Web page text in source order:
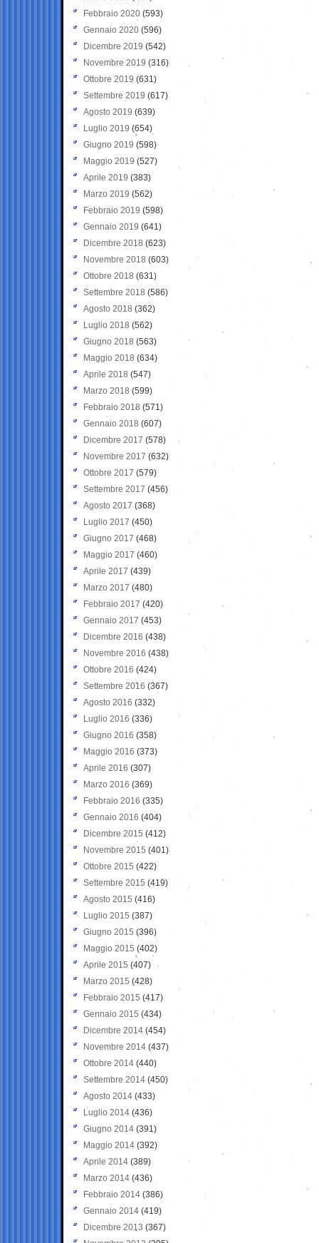
Febbraio 2020 (593)
Gennaio 2020 (596)
Dicembre 2019 (542)
Novembre 2019 (316)
Ottobre 2019 (631)
Settembre 2019 (617)
Agosto 2019 (639)
Luglio 2019 (654)
Giugno 2019 (598)
Maggio 2019 (527)
Aprile 2019 (383)
Marzo 2019 (562)
Febbraio 2019 (598)
Gennaio 2019 (641)
Dicembre 2018 (623)
Novembre 2018 (603)
Ottobre 2018 (631)
Settembre 2018 (586)
Agosto 2018 (362)
Luglio 2018 (562)
Giugno 2018 (563)
Maggio 2018 (634)
Aprile 2018 (547)
Marzo 2018 (599)
Febbraio 2018 (571)
Gennaio 2018 (607)
Dicembre 2017 (578)
Novembre 2017 (632)
Ottobre 2017 (579)
Settembre 2017 (456)
Agosto 2017 (368)
Luglio 2017 (450)
Giugno 2017 (468)
Maggio 2017 (460)
Aprile 2017 (439)
Marzo 2017 (480)
Febbraio 2017 (420)
Gennaio 2017 (453)
Dicembre 2016 (438)
Novembre 2016 (438)
Ottobre 2016 (424)
Settembre 2016 (367)
Agosto 2016 (332)
Luglio 2016 (336)
Giugno 2016 (358)
Maggio 2016 (373)
Aprile 2016 (307)
Marzo 2016 (369)
Febbraio 2016 (335)
Gennaio 2016 (404)
Dicembre 2015 (412)
Novembre 2015 (401)
Ottobre 2015 (422)
Settembre 2015 (419)
Agosto 2015 (416)
Luglio 2015 (387)
Giugno 2015 (396)
Maggio 2015 (402)
Aprile 2015 (407)
Marzo 2015 (428)
Febbraio 2015 (417)
Gennaio 2015 (434)
Dicembre 2014 (454)
Novembre 2014 (437)
Ottobre 2014 (440)
Settembre 2014 (450)
Agosto 2014 (433)
Luglio 2014 (436)
Giugno 2014 (391)
Maggio 2014 (392)
Aprile 2014 (389)
Marzo 2014 (436)
Febbraio 2014 (386)
Gennaio 2014 (419)
Dicembre 2013 (367)